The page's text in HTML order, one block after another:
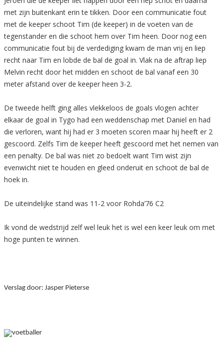
met zijn buitenkant erin te tikken. Door een communicatie fout
met de keeper schoot Tim (de keeper) in de voeten van de
tegenstander en die schoot hem over Tim heen. Door nog een
communicatie fout bij de verdediging kwam de man vrij en liep
recht naar Tim en lobde de bal de goal in. Vlak na de aftrap liep
Melvin recht door het midden en schoot de bal vanaf een 30
meter afstand over de keeper heen 3-2.
De tweede helft ging alles vlekkeloos de goals vlogen achter
elkaar de goal in Tygo had een weddenschap met Daniel en had
die verloren, want hij had er 3 moeten scoren maar hij heeft er 2
gescoord. Zelfs Tim de keeper heeft gescoord met het nemen van
een penalty. De bal was niet zo bedoelt want Tim wist zijn
evenwicht niet te houden en gleed onderuit en schoot de bal de
hoek in.
De uiteindelijke stand was 11-2 voor Rohda’76 C2
Ik vond de wedstrijd zelf wel leuk het is wel een keer leuk om met
hoge punten te winnen.
Verslag door: Jasper Pieterse